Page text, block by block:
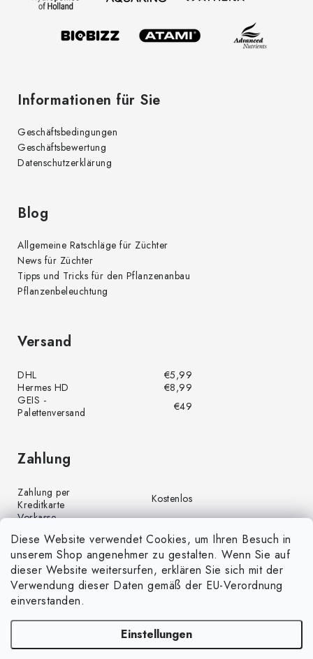
Diese Website verwendet Cookies, um Ihren Besuch in
unserem Shop angenehmer zu gestalten. Wenn Sie auf
dieser Website weitersurfen, erklären Sie sich mit der
Verwendung dieser Daten gemäß der EU-Verordnung
einverstanden.
Einstellungen
Informationen für Sie
Geschäftsbedingungen
Geschäftsbewertung
Datenschutzerklärung
Blog
Allgemeine Ratschläge für Züchter
News für Züchter
Tipps und Tricks für den Pflanzenanbau
Pflanzenbeleuchtung
Versand
DHL
€5,99
Hermes HD
€8,99
GEIS -
Palettenversand
€49
Zahlung
Zahlung per
Kreditkarte
Kostenlos
Vorkasse
Zahlung per PayPal
Kostenlos
Nachnahme
€4,00